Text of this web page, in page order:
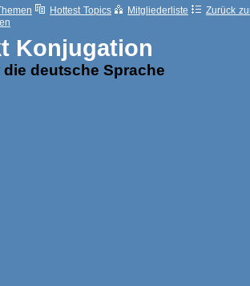
Hottest Topics Mitgliederliste
Zurück
Konjugation
die deutsche Sprache